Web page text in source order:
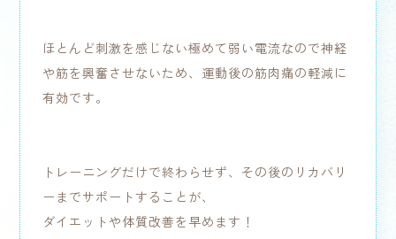
ほとんど刺激を感じない極めて弱い電流なので神経
や筋を興奮させないため、運動後の筋肉痛の軽減に
有効です。
トレーニングだけで終わらせず、その後のリカバリ
ーまでサポートすることが、
ダイエットや体質改善を早めます！